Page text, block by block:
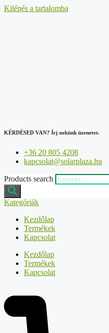
Kilépés a tartalomba
KÉRDÉSED VAN? Írj nekünk üzenetet.
+36 20 805 4208
kapcsolat@solarplaza.hu
Products search
Kategóriák
Kezdőlap
Termékek
Kapcsolat
Kezdőlap
Termékek
Kapcsolat